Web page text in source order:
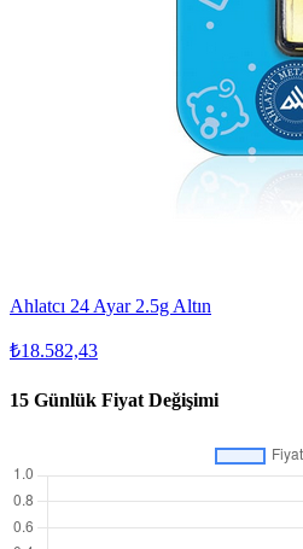
Ahlatcı 24 Ayar 2.5g Altın
₺18.582,43
15 Günlük Fiyat Değişimi